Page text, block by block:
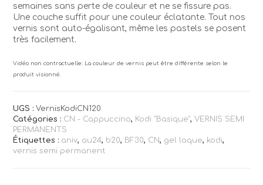
semaines sans perte de couleur et ne se fissure pas.
Une couche suffit pour une couleur éclatante. Tout nos
vernis sont auto-égalisant, même les pastels se posent
très facilement.
Vidéo non contractuelle: La couleur de vernis peut être différente selon le
produit visionné.
UGS :VernisKodiCN120
Catégories : CN - Cappuccino, Kodi "Basique",VERNIS SEMI
PERMANENTS
Étiquettes : aniv, au24, b20, BF30, CN, gel laque, kodi,
vernis semi permanent